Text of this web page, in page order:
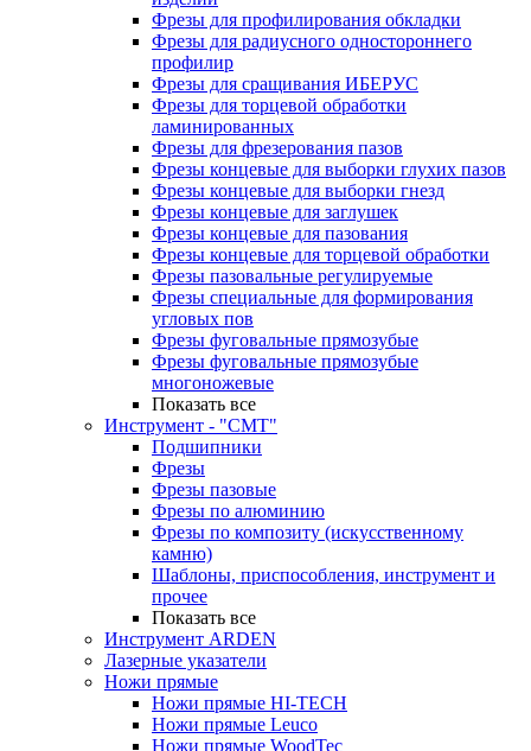
Фрезы для профилирования обкладки
Фрезы для радиусного одностороннего
профилир
Фрезы для сращивания ИБЕРУС
Фрезы для торцевой обработки
ламинированных
Фрезы для фрезерования пазов
Фрезы концевые для выборки глухих пазов
Фрезы концевые для выборки гнезд
Фрезы концевые для заглушек
Фрезы концевые для пазования
Фрезы концевые для торцевой обработки
Фрезы пазовальные регулируемые
Фрезы специальные для формирования
угловых пов
Фрезы фуговальные прямозубые
Фрезы фуговальные прямозубые
многоножевые
Показать все
Инструмент - "СМТ"
Подшипники
Фрезы
Фрезы пазовые
Фрезы по алюминию
Фрезы по композиту (искусственному
камню)
Шаблоны, приспособления, инструмент и
прочее
Показать все
Инструмент ARDEN
Лазерные указатели
Ножи прямые
Ножи прямые HI-TECH
Ножи прямые Leuco
Ножи прямые WoodTec